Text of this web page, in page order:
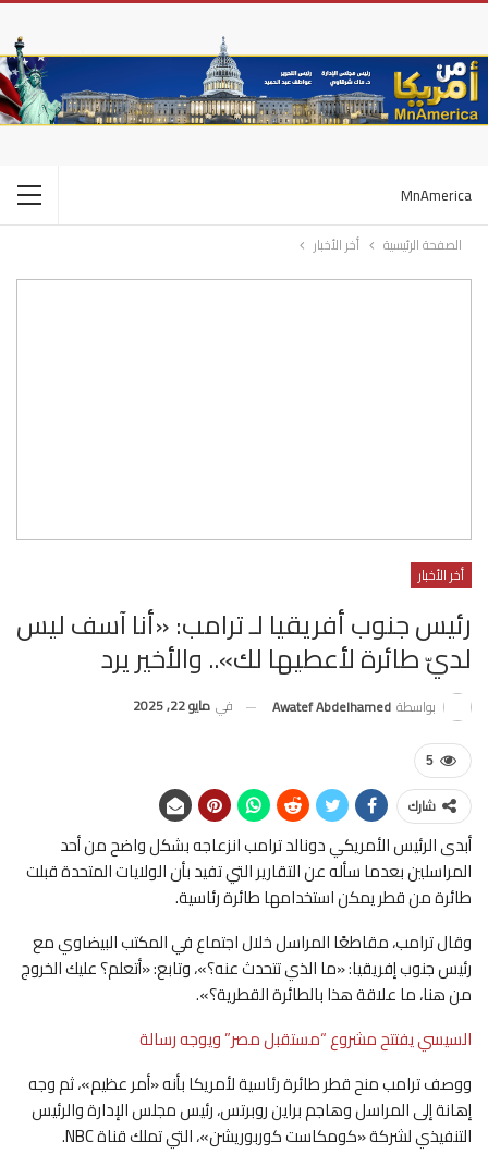
MnAmerica
الصفحة الرئيسية أخر الأخبار
أخر الأخبار
رئيس جنوب أفريقيا لـ ترامب: «أنا آسف ليس
لديّ طائرة لأعطيها لك».. والأخير يرد
بواسطة Awatef Abdelhamed في مايو 22, 2025
5
شارك
أبدى الرئيس الأمريكي دونالد ترامب انزعاجه بشكل واضح من أحد
المراسلين بعدما سأله عن التقارير التي تفيد بأن الولايات المتحدة قبلت
طائرة من قطر يمكن استخدامها طائرة رئاسية.
وقال ترامب، مقاطعًا المراسل خلال اجتماع في المكتب البيضاوي مع
رئيس جنوب إفريقيا: «ما الذي تتحدث عنه؟»، وتابع: «أتعلم؟ عليك الخروج
من هنا، ما علاقة هذا بالطائرة القطرية؟».
السيسي يفتتح مشروع “مستقبل مصر” ويوجه رسالة
ووصف ترامب منح قطر طائرة رئاسية لأمريكا بأنه «أمر عظيم»، ثم وجه
إهانة إلى المراسل وهاجم براين روبرتس، رئيس مجلس الإدارة والرئيس
التنفيذي لشركة «كومكاست كوربوريشن»، التي تملك قناة NBC.